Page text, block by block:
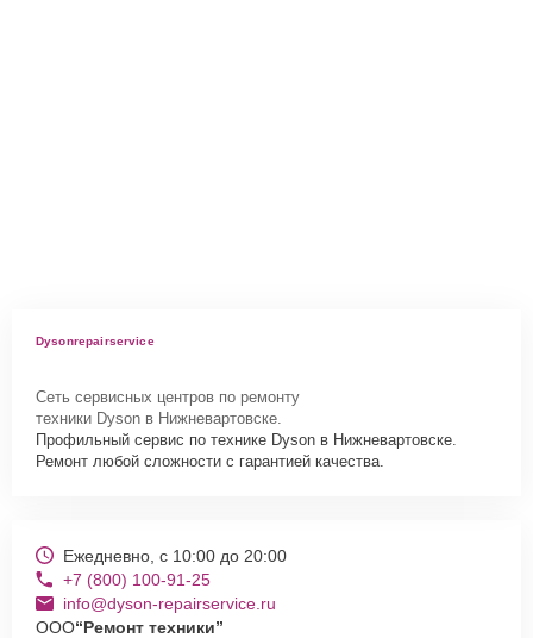
Dysonrepairservice
Сеть сервисных центров по ремонту
техники Dyson в Нижневартовске.
Профильный сервис по технике Dyson в Нижневартовске.
Ремонт любой сложности с гарантией качества.
Ежедневно, с 10:00 до 20:00
+7 (800) 100-91-25
info@dyson-repairservice.ru
ООО“Ремонт техники”